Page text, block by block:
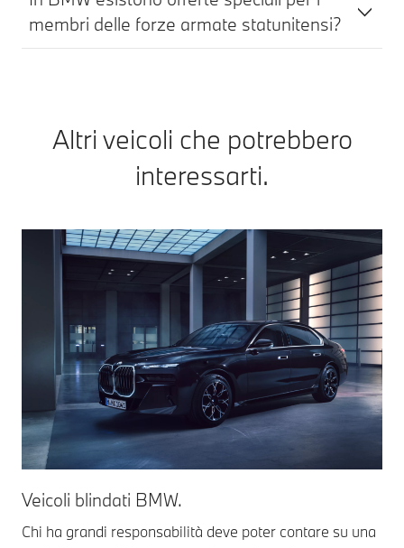
membri delle forze armate statunitensi?
Altri veicoli che potrebbero
interessarti.
Veicoli blindati BMW.
Chi ha grandi responsabilità deve poter contare su una